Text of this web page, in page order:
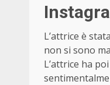
L’attrice è
non si sono
L’attrice ha